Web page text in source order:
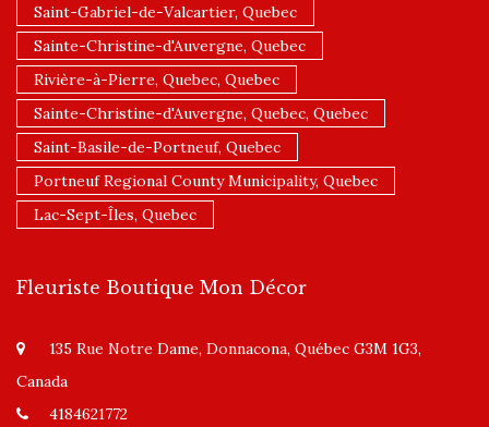
Saint-Gabriel-de-Valcartier, Quebec
Sainte-Christine-d'Auvergne, Quebec
Rivière-à-Pierre, Quebec, Quebec
Sainte-Christine-d'Auvergne, Quebec, Quebec
Saint-Basile-de-Portneuf, Quebec
Portneuf Regional County Municipality, Quebec
Lac-Sept-Îles, Quebec
Fleuriste Boutique Mon Décor
135 Rue Notre Dame, Donnacona, Québec G3M 1G3,
Canada
4184621772